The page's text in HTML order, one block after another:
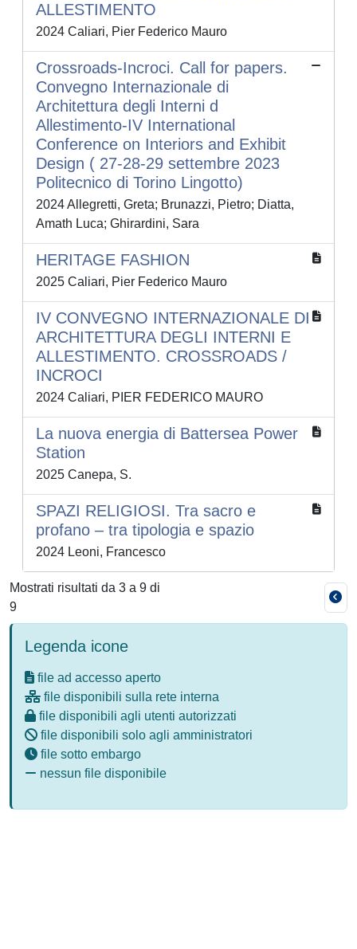
ALLESTIMENTO
2024 Caliari, Pier Federico Mauro
Crossroads-Incroci. Call for papers.
Convegno Internazionale di
Architettura degli Interni d
Allestimento-IV International
Conference on Interiors and Exhibit
Design ( 27-28-29 settembre 2023
Politecnico di Torino Lingotto)
2024 Allegretti, Greta; Brunazzi, Pietro; Diatta,
Amath Luca; Ghirardini, Sara
HERITAGE FASHION
2025 Caliari, Pier Federico Mauro
IV CONVEGNO INTERNAZIONALE DI
ARCHITETTURA DEGLI INTERNI E
ALLESTIMENTO. CROSSROADS /
INCROCI
2024 Caliari, PIER FEDERICO MAURO
La nuova energia di Battersea Power
Station
2025 Canepa, S.
SPAZI RELIGIOSI. Tra sacro e
profano – tra tipologia e spazio
2024 Leoni, Francesco
Mostrati risultati da 3 a 9 di
9
Legenda icone
file ad accesso aperto
file disponibili sulla rete interna
file disponibili agli utenti autorizzati
file disponibili solo agli amministratori
file sotto embargo
nessun file disponibile